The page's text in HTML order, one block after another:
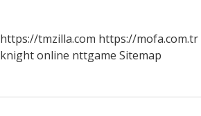
https://tmzilla.com https://mofa.com.tr
knight online nttgame Sitemap